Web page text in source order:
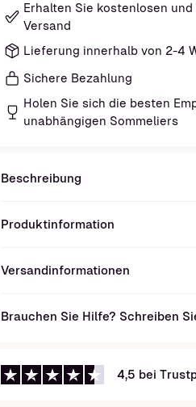
Erhalten Sie kostenlosen
Versand
Lieferung innerhalb von 2-4
Sichere Bezahlung
Holen Sie sich die besten
unabhängigen Sommeliers
Beschreibung
Produktinformation
Versandinformationen
Brauchen Sie Hilfe? Schreiben
4,5 bei